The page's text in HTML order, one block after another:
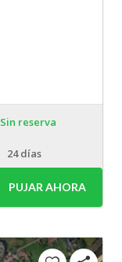
Sin reserva
24 días
PUJAR AHORA